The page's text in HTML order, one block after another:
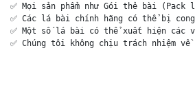
✅ Mọi sản phẩm như Gói thẻ bài
✅ Các lá bài chính hãng có thể bị
✅ Một số lá bài có thể xuất hiện các
✅ Chúng tôi không chịu trách nhiệm